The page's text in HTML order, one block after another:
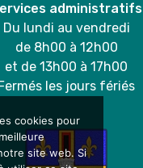
administratifs
Du lundi au vendredi
de 8h00 à 12h00
et de 13h00 à 17h00
les jours fériés
cookies pour
site web. Si